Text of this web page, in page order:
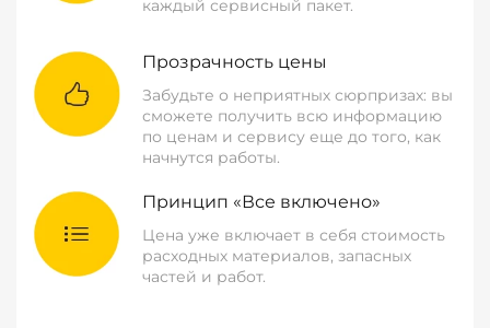
каждый сервисный пакет.
Прозрачность цены
Забудьте о неприятных сюрпризах: вы
сможете получить всю информацию
по ценам и сервису еще до того, как
начнутся работы.
Принцип «Все включено»
Цена уже включает в себя стоимость
расходных материалов, запасных
частей и работ.